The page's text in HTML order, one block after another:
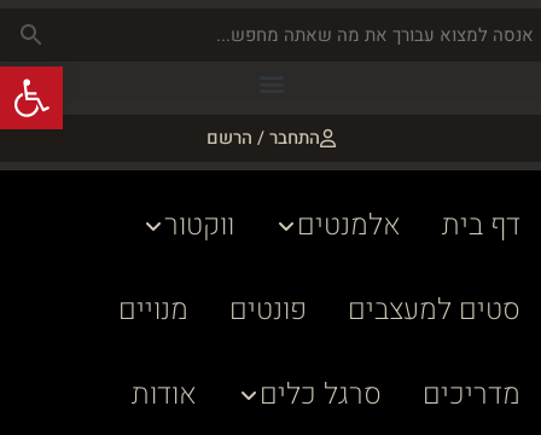
התחבר / הרשם
דף בית אלמנטים
ווקטור
סטים למעצבים
פונטים
מנויים
מדריכים
סרגל כלים
אודות